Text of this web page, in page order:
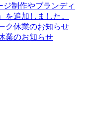
制作やブランディ
を追加しました。
ク休業のお知らせ
業のお知らせ